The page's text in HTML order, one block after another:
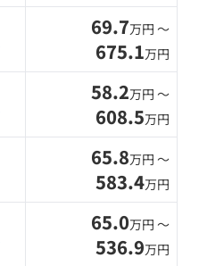
69.7万円 〜
675.1万円
58.2万円 〜
608.5万円
65.8万円 〜
583.4万円
65.0万円 〜
536.9万円